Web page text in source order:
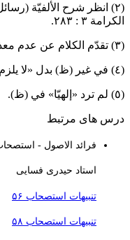
٣ : ٢٨٣.
های مرتبط
فرائد الاصول - استصحاب
استاد حیدری فسایی
تنبیهات استصحاب ۵۶
تنبیهات استصحاب ۵۸